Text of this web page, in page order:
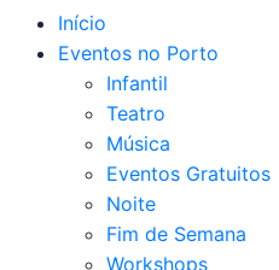
Início
Eventos no Porto
Infantil
Teatro
Música
Eventos Gratuitos
Noite
Fim de Semana
Workshops